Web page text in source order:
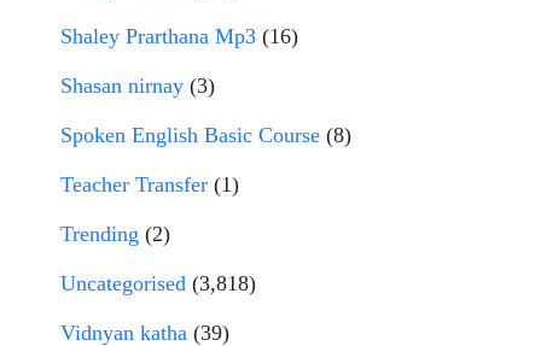
Shaley Prarthana Mp3 (16)
Shasan nirnay (3)
Spoken English Basic Course (8)
Teacher Transfer (1)
Trending (2)
Uncategorised (3,818)
Vidnyan katha (39)